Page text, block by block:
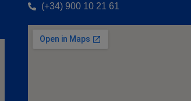
(+34) 900 10 21 61